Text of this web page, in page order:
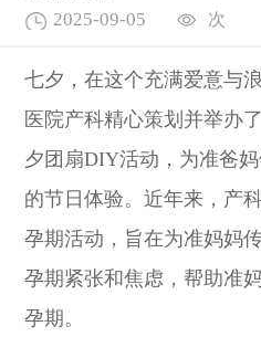
2025-09-05 次
七夕，在这个充满爱意与
医院产科精心策划并举办
夕团扇DIY活动，为准爸
的节日体验。近年来，产
孕期活动，旨在为准妈妈
孕期紧张和焦虑，帮助准
孕期。